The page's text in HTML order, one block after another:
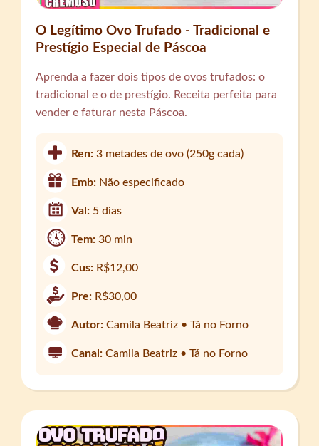
O Legítimo Ovo Trufado - Tradicional e
Prestígio Especial de Páscoa
Aprenda a fazer dois tipos de ovos trufados: o
tradicional e o de prestígio. Receita perfeita para
vender e faturar nesta Páscoa.
Ren:3 metades de ovo (250g cada)
Emb: Não especificado
Val: 5 dias
Tem:30 min
Cus: R$12,00
Pre: R$30,00
Autor: Camila Beatriz • Tá no Forno
Canal: Camila Beatriz • Tá no Forno